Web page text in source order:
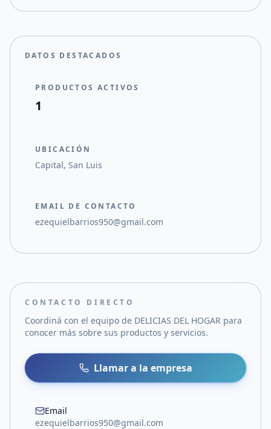
DATOS DESTACADOS
PRODUCTOS ACTIVOS
1
UBICACIÓN
Capital, San Luis
EMAIL DE CONTACTO
ezequielbarrios950@gmail.com
CONTACTO DIRECTO
Coordiná con el equipo de DELICIAS DEL HOGAR para
conocer más sobre sus productos y servicios.
Llamar a la empresa
Email
ezequielbarrios950@gmail.com